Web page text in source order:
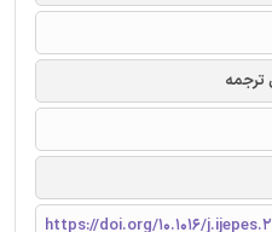
ترجمه
https://doi.org/10.1016/